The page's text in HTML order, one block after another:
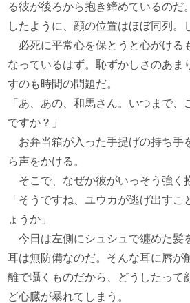
る彼が後ろから抱き締めているのだ
したように、顔の位置はほぼ同列。
必死に平常心を保とうと心がける
なっているはず。恥ずかしさのあま
すのも時間の問題だ。
「あ、あの、和馬さん。いつまで
ですか？」
お弁当箱が入った手提げの持ち手
ら声をかける。
そこで、なぜか彼がいっそう強く
「そうですね、ユウカが逃げ出すこ
ょうか」
今日は左側にシュシュで纏めた髪
耳は無防備なのだ。そんな耳に唇が
離で囁くものだから、どうしたって
ど心臓が暴れてしまう。